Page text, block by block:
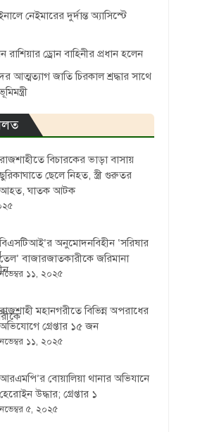
নেইমারের দুর্দান্ত অ্যাসিস্টে
রাশিয়ার ড্রোন বাহিনীর প্রধান হলেন
আত্মত্যাগ জাতি চিরকাল শ্রদ্ধার সাথে
রাজশাহীতে বিচারকের ভাড়া বাসায়
ছুরিকাঘাতে ছেলে নিহত, স্ত্রী গুরুতর
আহত, ঘাতক আটক
বিএসটিআই’র অনুমোদনবিহীন ‘সরিষার
তেল’ বাজারজাতকারীকে জরিমানা
নভেম্বর ১১, ২০২৫
রাজশাহী মহানগরীতে বিভিন্ন অপরাধের
অভিযোগে গ্রেপ্তার ১৫ জন
নভেম্বর ১১, ২০২৫
আরএমপি’র বোয়ালিয়া থানার অভিযানে
হেরোইন উদ্ধার; গ্রেপ্তার ১
নভেম্বর ৫, ২০২৫